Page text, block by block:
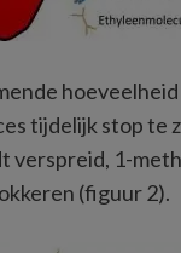
tijdelijk stop te
verspreid, 1-
(figuur 2).